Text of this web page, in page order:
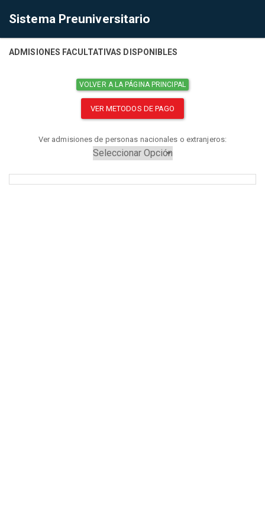
Sistema Preuniversitario
ADMISIONES FACULTATIVAS DISPONIBLES
VOLVER A LA PÁGINA PRINCIPAL
VER METODOS DE PAGO
Ver admisiones de personas nacionales o extranjeros: